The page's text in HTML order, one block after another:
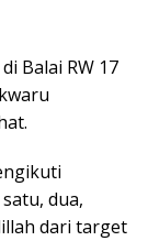
Balai RW 17
dua,
dari target